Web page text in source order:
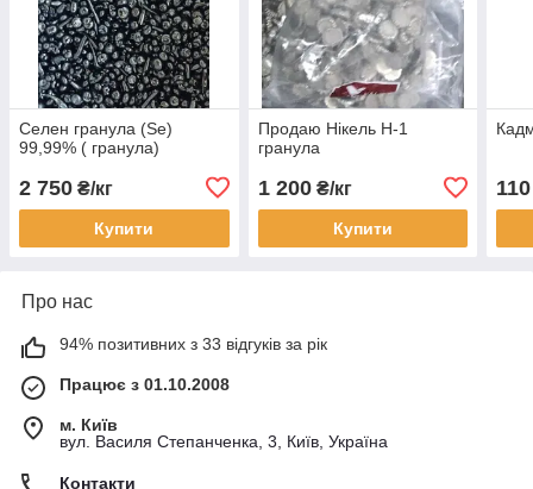
Селен гранула (Se)
99,99% ( гранула)
2 750 ₴/кг
Купити
Продаю Нікель Н-1
гранула
1 200₴/кг
Купити
110
Про нас
94% позитивних з 33 відгуків за рік
Працює з 01.10.2008
м. Київ
вул. Василя Степанченка, 3, Київ, Україна
Контакти